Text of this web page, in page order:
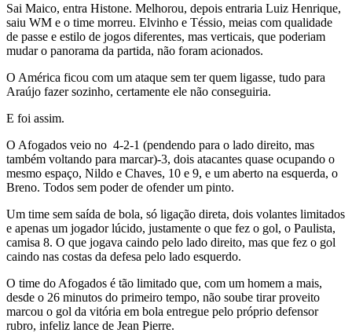
Sai Maico, entra Histone. Melhorou, depois entraria Luiz Henrique,
saiu WM e o time morreu. Elvinho e Téssio, meias com qualidade
de passe e estilo de jogos diferentes, mas verticais, que poderiam
mudar o panorama da partida, não foram acionados.
O América ficou com um ataque sem ter quem ligasse, tudo para
Araújo fazer sozinho, certamente ele não conseguiria.
E foi assim.
O Afogados veio no 4-2-1 (pendendo para o lado direito, mas
também voltando para marcar)-3, dois atacantes quase ocupando o
mesmo espaço, Nildo e Chaves, 10 e 9, e um aberto na esquerda, o
Breno. Todos sem poder de ofender um pinto.
Um time sem saída de bola, só ligação direta, dois volantes limitados
e apenas um jogador lúcido, justamente o que fez o gol, o Paulista,
camisa 8. O que jogava caindo pelo lado direito, mas que fez o gol
caindo nas costas da defesa pelo lado esquerdo.
O time do Afogados é tão limitado que, com um homem a mais,
desde o 26 minutos do primeiro tempo, não soube tirar proveito
marcou o gol da vitória em bola entregue pelo próprio defensor
rubro, infeliz lance de Jean Pierre.